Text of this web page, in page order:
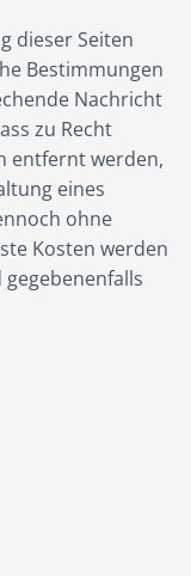
dieser Seiten
Bestimmungen
Nachricht
zu Recht
entfernt werden,
eines
ohne
Kosten werden